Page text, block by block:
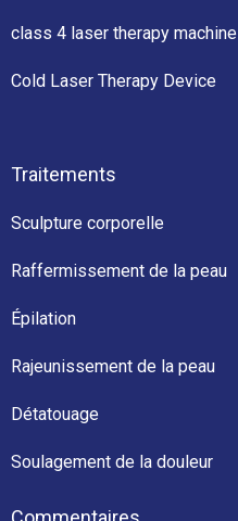
class 4 laser therapy machine
Cold Laser Therapy Device
Traitements
Sculpture corporelle
Raffermissement de la peau
Épilation
Rajeunissement de la peau
Détatouage
Soulagement de la douleur